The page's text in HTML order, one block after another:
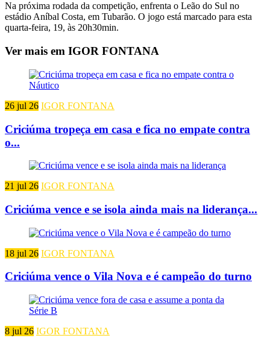
Na próxima rodada da competição, enfrenta o Leão do Sul no
estádio Aníbal Costa, em Tubarão. O jogo está marcado para esta
quarta-feira, 19, às 20h30min.
Ver mais em IGOR FONTANA
26 jul 26 IGOR FONTANA
Criciúma tropeça em casa e fica no empate contra
o...
21 jul 26 IGOR FONTANA
Criciúma vence e se isola ainda mais na liderança...
18 jul 26 IGOR FONTANA
Criciúma vence o Vila Nova e é campeão do turno
8 jul 26 IGOR FONTANA